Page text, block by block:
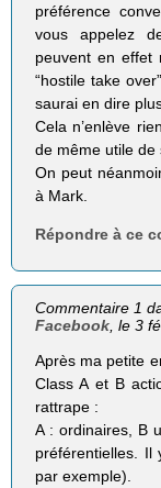
préférence
vous appelez
peuvent en effet
“hostile take
saurai en dire
Cela n’enlève
de même utile de
On peut
à Mark.
Répondre à ce
Commentaire 1
Facebook , le 3
Après ma petite
Class A et B
rattrape :
A : ordinaires, B
préférentielles.
par exemple).